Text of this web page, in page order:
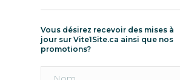
Vous désirez recevoir des mises à
jour sur Vite1Site.ca ainsi que nos
promotions?